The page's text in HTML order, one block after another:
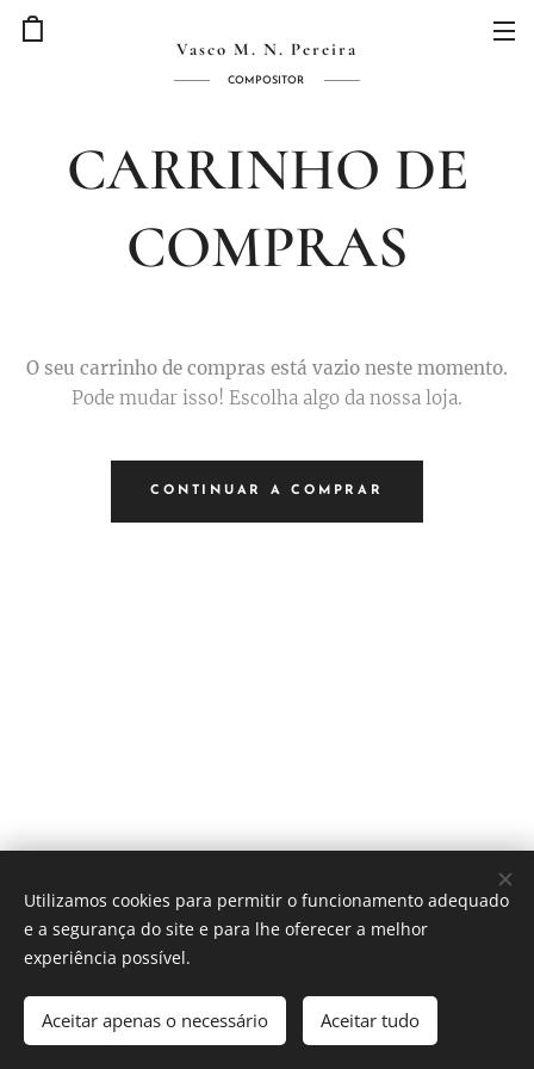
Vasco M. N. Pereira
COMPOSITOR
CARRINHO DE
COMPRAS
O seu carrinho de compras está vazio neste momento.
Pode mudar isso! Escolha algo da nossa loja.
CONTINUAR A COMPRAR
Vasco M. N. Pereira - Compositor
Todos os direitos reservados 2019
Contacto Cookies
Utilizamos cookies para permitir o funcionamento adequado
e a segurança do site e para lhe oferecer a melhor
experiência possível.
Aceitar apenas o necessário Aceitar tudo